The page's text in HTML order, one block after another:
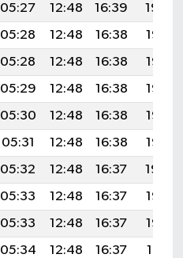
05:27 12:48 16:39
19:59
05:28 12:48 16:38
19:58
05:28 12:48 16:38
19:58
05:29 12:48 16:38
19:57
05:30 12:48 16:38
19:56
05:31 12:48 16:38
19:55
05:32 12:48 16:37
19:54
05:33 12:48 16:37
19:53
05:33 12:48 16:37
19:52
05:34 12:48 16:37
19:51